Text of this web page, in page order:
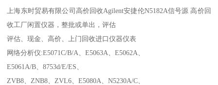
上海东时贸易有限公司高价回收Agilent安捷伦N5182A信号源 高价回
收工厂闲置仪器，整批或单出，评估
评估、现金、高价、上门回收进口仪器仪表
网络分析仪:E5071C/B/A、E5063A、E5062A、
E5061A/B、8753d/E/ES、
ZVB8、ZNB8、ZVL6、E5080A、N5230A/C、